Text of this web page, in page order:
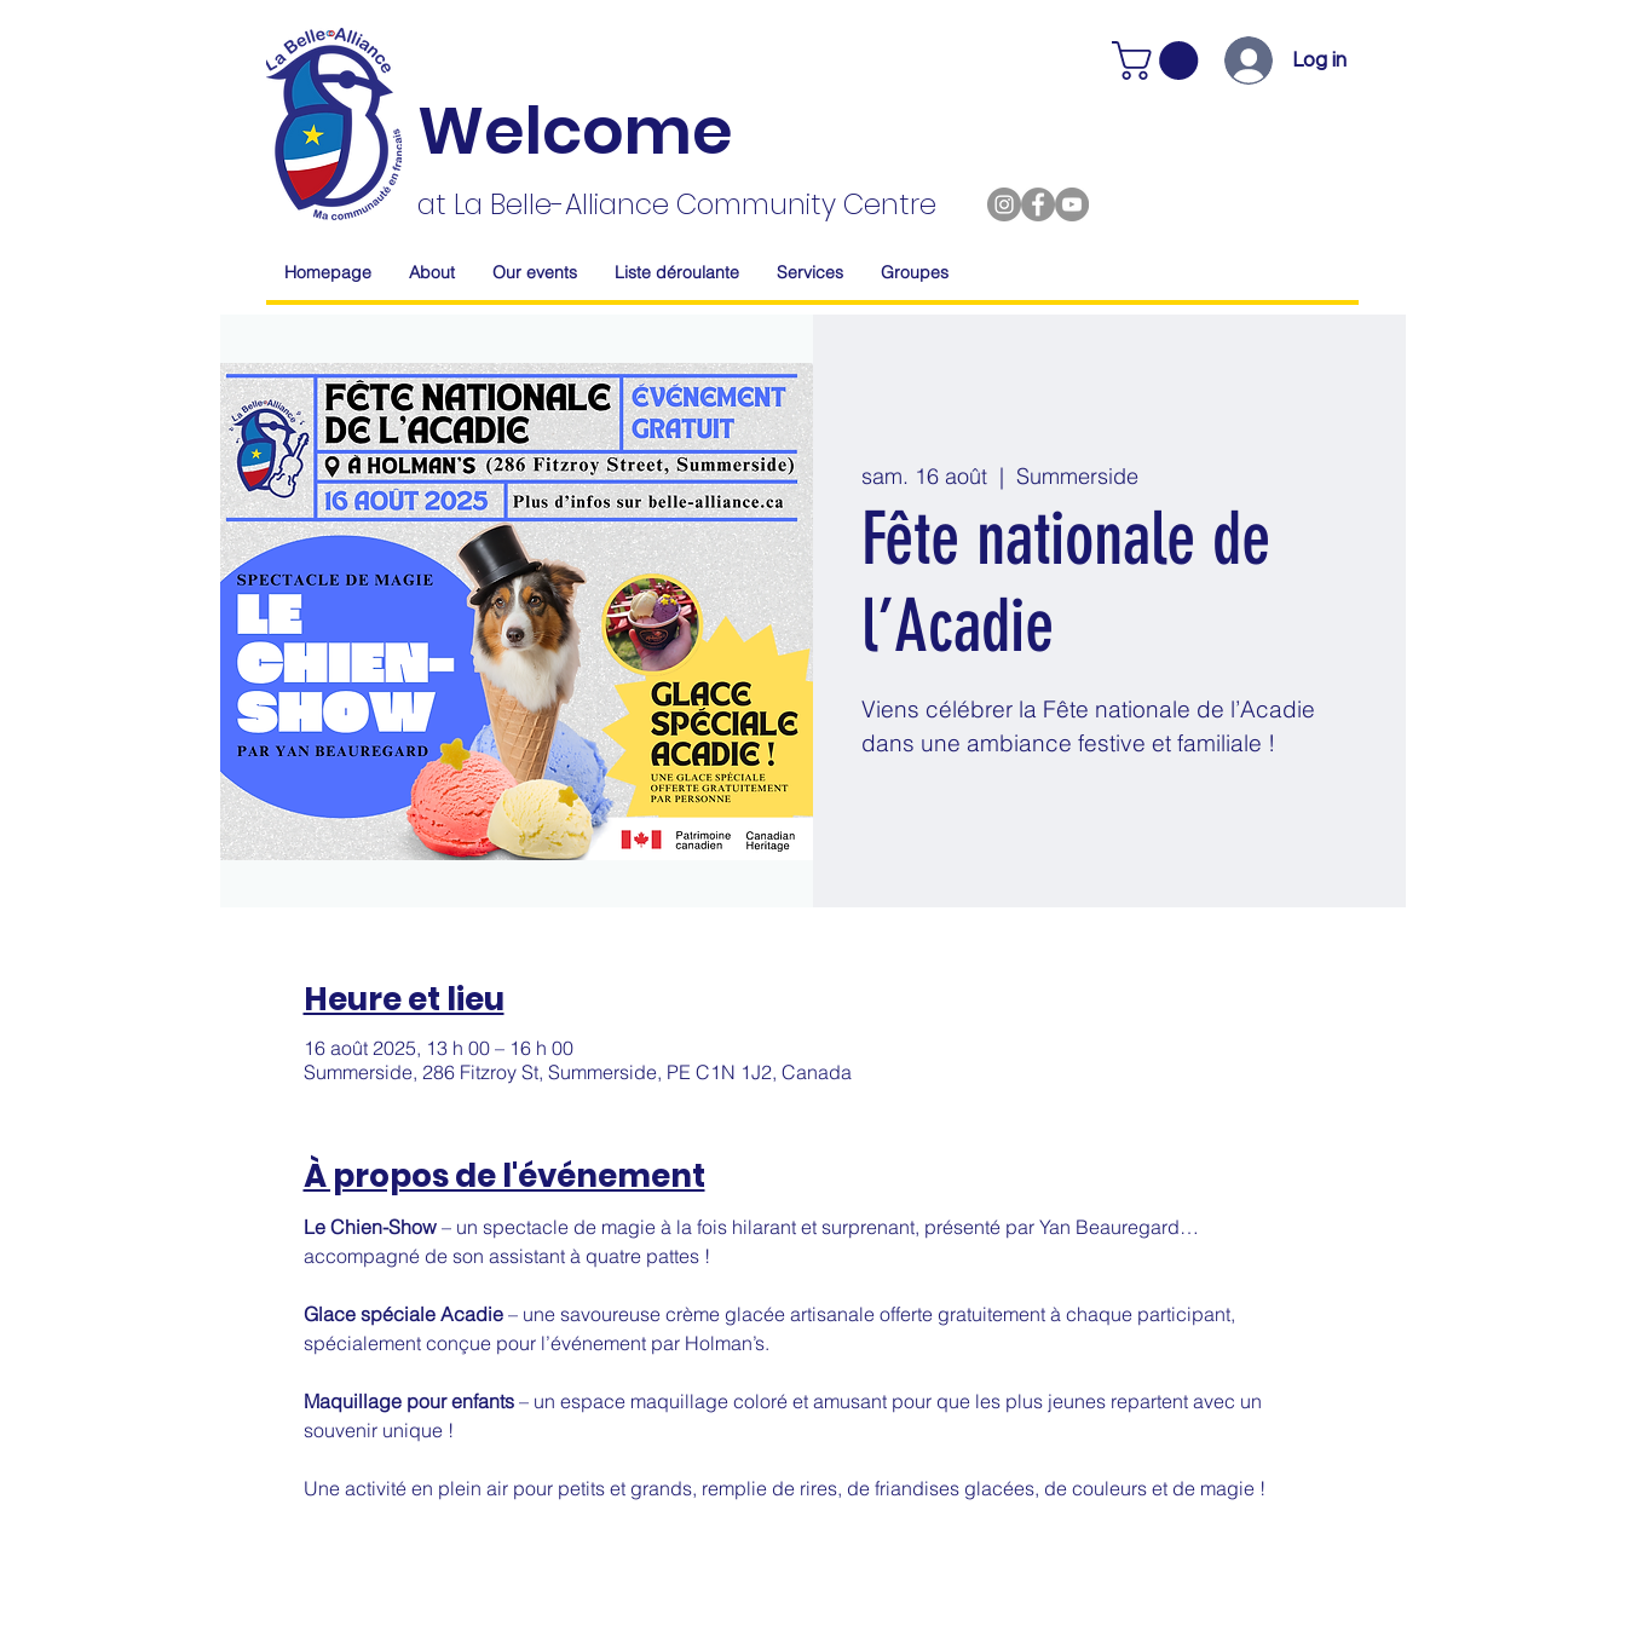
Welcome
at La Belle-Alliance Community Centre
Log in
Homepage About Our events Liste déroulante Services Groupes
sam. 16 août
  |
Summerside
Fête nationale de
l’Acadie
Viens célébrer la Fête nationale de l’Acadie
dans une ambiance festive et familiale !
Heure et lieu
16 août 2025, 13 h 00 – 16 h 00
Summerside, 286 Fitzroy St, Summerside, PE C1N 1J2, Canada
À propos de l'événement
Le Chien-Show – un spectacle de magie à la fois hilarant et surprenant, présenté par Yan Beauregard…
accompagné de son assistant à quatre pattes !
Glace spéciale Acadie – une savoureuse crème glacée artisanale offerte gratuitement à chaque participant,
spécialement conçue pour l’événement par Holman’s.
Maquillage pour enfants – un espace maquillage coloré et amusant pour que les plus jeunes repartent avec un
souvenir unique !
Une activité en plein air pour petits et grands, remplie de rires, de friandises glacées, de couleurs et de magie !